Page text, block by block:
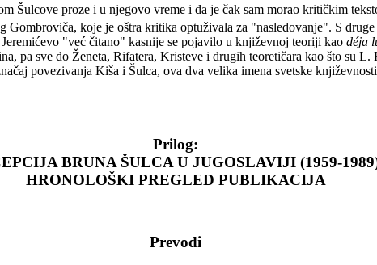
Šulcove proze i u njegovo vreme i da je čak sam morao kritičkim
Gombroviča, koje je oštra kritika optuživala za "nasledovanje". S
"već čitano" kasnije se pojavilo u književnoj teoriji kao déja
pa sve do Ženeta, Rifatera, Kristeve i drugih teoretičara kao što su
povezivanja Kiša i Šulca, ova dva velika imena svetske
Prilog:
BRUNA ŠULCA U JUGOSLAVIJI (1959-
HRONOLOŠKI PREGLED PUBLIKACIJA
Prevodi